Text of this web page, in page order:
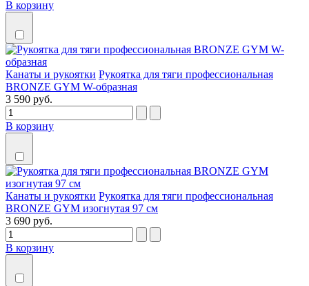
В корзину
Канаты и рукоятки Рукоятка для тяги профессиональная
BRONZE GYM W-образная
3 590 руб.
В корзину
Канаты и рукоятки Рукоятка для тяги профессиональная
BRONZE GYM изогнутая 97 см
3 690 руб.
В корзину